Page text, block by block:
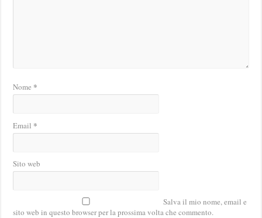
Nome *
Email *
Sito web
Salva il mio nome, email e
sito web in questo browser per la prossima volta che commento.